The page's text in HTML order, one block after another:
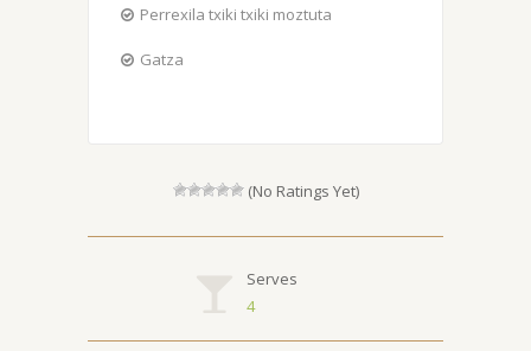
Perrexila txiki txiki moztuta
Gatza
(No Ratings Yet)
Serves
4